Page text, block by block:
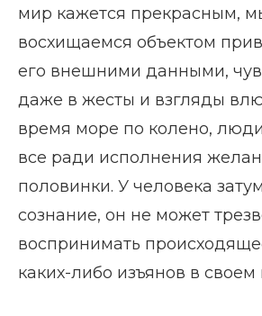
мир кажется прекрасным,
восхищаемся объектом
его внешними данными,
даже в жесты и взгляды
время море по колено,
все ради исполнения
половинки. У человека
сознание, он не может
воспринимать
каких-либо изъянов в своем